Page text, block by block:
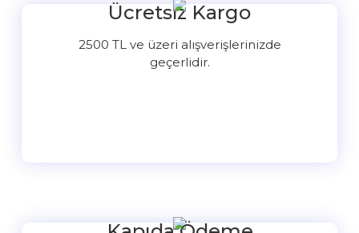
Ücretsiz Kargo
2500 TL ve üzeri alışverişlerinizde
geçerlidir.